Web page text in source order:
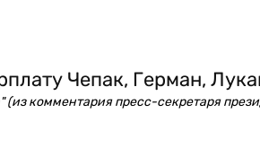
(из комментария пресс-секретаря